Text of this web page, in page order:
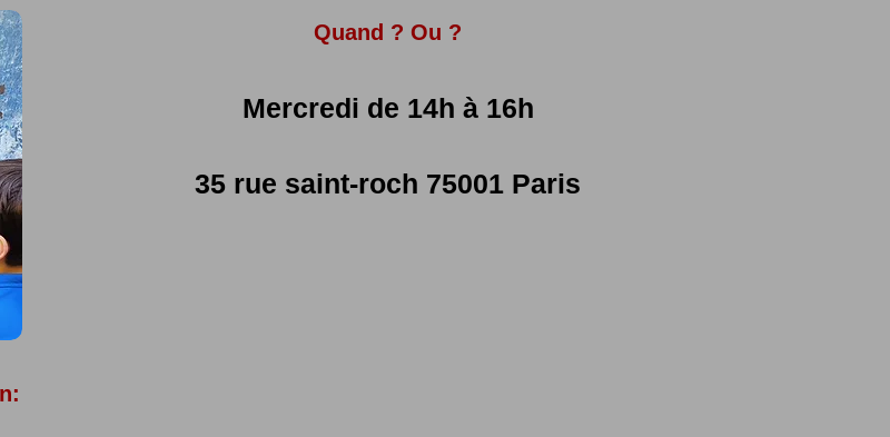
Quand ? Ou ?
Mercredi de 14h à 16h
35 rue saint-roch 75001 Paris